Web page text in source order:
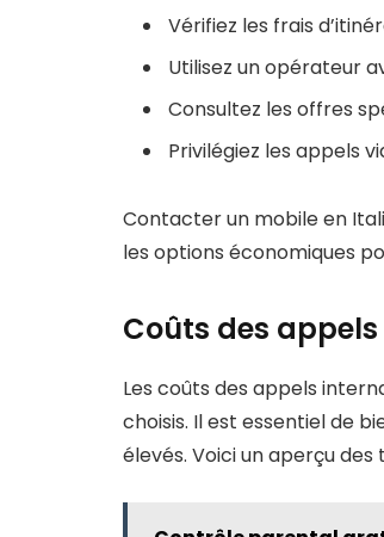
Vérifiez les frais
Utilisez un opérateur
Consultez les offres
Privilégiez les appels
Contacter un mobile en
les options économiques
Coûts des
Les coûts des appels
choisis. Il est essentiel de
élevés. Voici un aperçu